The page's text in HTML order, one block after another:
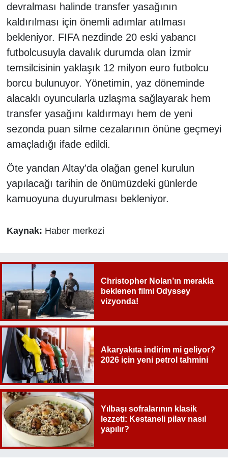
devralması halinde transfer yasağının
kaldırılması için önemli adımlar atılması
bekleniyor. FIFA nezdinde 20 eski yabancı
futbolcusuyla davalık durumda olan İzmir
temsilcisinin yaklaşık 12 milyon euro futbolcu
borcu bulunuyor. Yönetimin, yaz döneminde
alacaklı oyuncularla uzlaşma sağlayarak hem
transfer yasağını kaldırmayı hem de yeni
sezonda puan silme cezalarının önüne geçmeyi
amaçladığı ifade edildi.
Öte yandan Altay'da olağan genel kurulun
yapılacağı tarihin de önümüzdeki günlerde
kamuoyuna duyurulması bekleniyor.
Kaynak: Haber merkezi
Christopher Nolan’ın merakla
beklenen filmi Odyssey
vizyonda!
Akaryakıta indirim mi geliyor?
2026 için yeni petrol tahmini
Yılbaşı sofralarının klasik
lezzeti: Kestaneli pilav nasıl
yapılır?